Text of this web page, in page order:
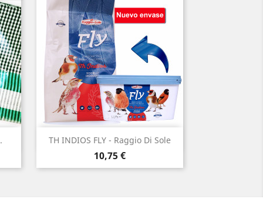
TH INDIOS FLY - Raggio Di Sole
Precio
10,75 €
Vista rápida